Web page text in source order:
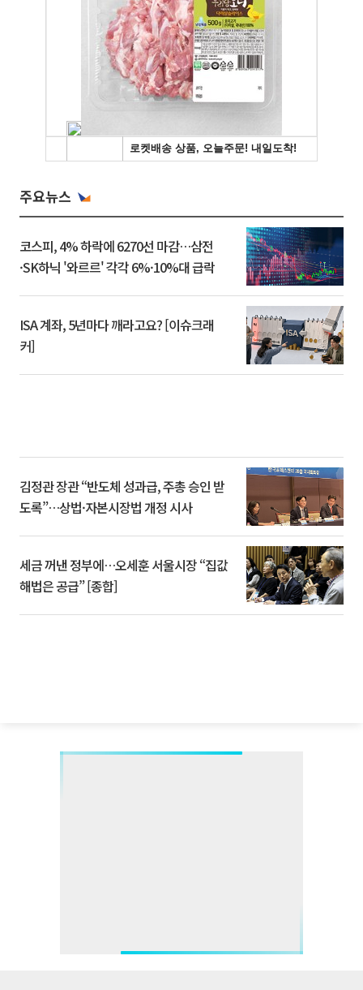
주요뉴스
코스피, 4% 하락에 6270선 마감…삼전
·SK하닉 '와르르' 각각 6%·10%대 급락
ISA 계좌, 5년마다 깨라고요? [이슈크래
커]
김정관 장관 “반도체 성과급, 주총 승인 받
도록”…상법·자본시장법 개정 시사
세금 꺼낸 정부에…오세훈 서울시장 “집값
해법은 공급” [종합]